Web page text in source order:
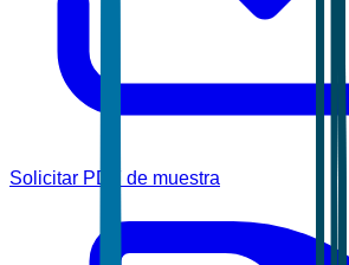
Solicitar PDF de muestra